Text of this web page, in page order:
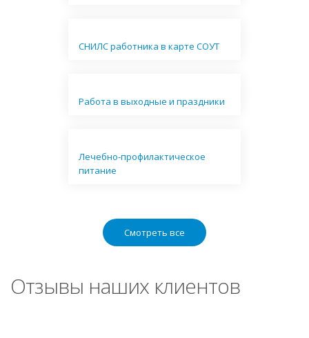
СНИЛС работника в карте СОУТ
Работа в выходные и праздники
Лечебно-профилактическое
питание
Смотреть все
Отзывы наших клиентов